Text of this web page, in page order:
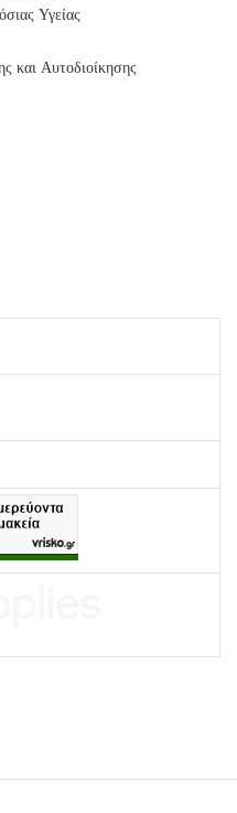
Υγείας
και Αυτοδιοίκησης